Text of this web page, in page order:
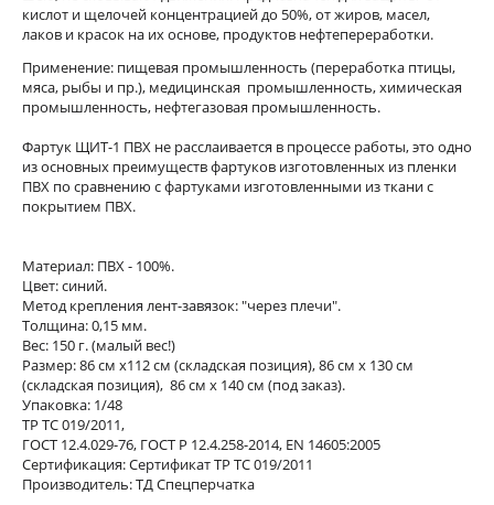
кислот и щелочей концентрацией до 50%, от жиров, масел,
лаков и красок на их основе, продуктов нефтепереработки.
Применение: пищевая промышленность (переработка птицы,
мяса, рыбы и пр.), медицинская промышленность, химическая
промышленность, нефтегазовая промышленность.
Фартук ЩИТ-1 ПВХ не расслаивается в процессе работы, это одно
из основных преимуществ фартуков изготовленных из пленки
ПВХ по сравнению с фартуками изготовленными из ткани с
покрытием ПВХ.
Материал: ПВХ - 100%.
Цвет: синий.
Метод крепления лент-завязок: "через плечи".
Толщина: 0,15 мм.
Вес: 150 г. (малый вес!)
Размер: 86 см х112 см (складская позиция), 86 см х 130 см
(складская позиция), 86 см х 140 см (под заказ).
Упаковка: 1/48
ТР ТС 019/2011,
ГОСТ 12.4.029-76, ГОСТ Р 12.4.258-2014, EN 14605:2005
Сертификация: Сертификат ТР ТС 019/2011
Производитель: ТД Спецперчатка